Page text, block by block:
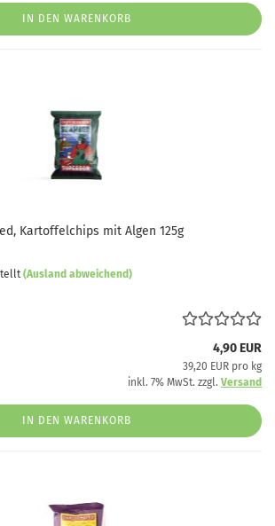
IN DEN WARENKORB
Kartoffelchips mit Algen 125g
(Ausland abweichend)
4,90 EUR
39,20 EUR pro kg
inkl. 7% MwSt. zzgl. Versand
IN DEN WARENKORB